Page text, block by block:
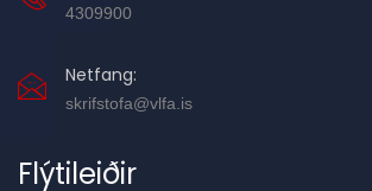
4309900
Netfang:
skrifstofa@vlfa.is
Flýtileiðir